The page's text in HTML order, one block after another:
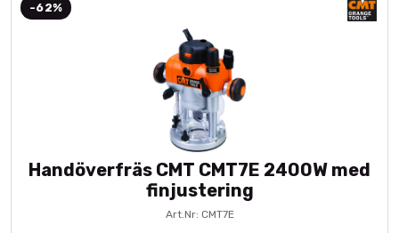
-62%
Handöverfräs CMT CMT7E 2400W med
finjustering
Art.Nr: CMT7E